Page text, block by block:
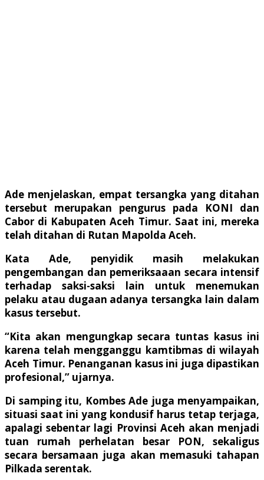
Ade menjelaskan, empat tersangka yang ditahan
tersebut merupakan pengurus pada KONI dan
Cabor di Kabupaten Aceh Timur. Saat ini, mereka
telah ditahan di Rutan Mapolda Aceh.
Kata Ade, penyidik masih melakukan
pengembangan dan pemeriksaaan secara intensif
terhadap saksi-saksi lain untuk menemukan
pelaku atau dugaan adanya tersangka lain dalam
kasus tersebut.
“Kita akan mengungkap secara tuntas kasus ini
karena telah mengganggu kamtibmas di wilayah
Aceh Timur. Penanganan kasus ini juga dipastikan
profesional,” ujarnya.
Di samping itu, Kombes Ade juga menyampaikan,
situasi saat ini yang kondusif harus tetap terjaga,
apalagi sebentar lagi Provinsi Aceh akan menjadi
tuan rumah perhelatan besar PON, sekaligus
secara bersamaan juga akan memasuki tahapan
Pilkada serentak.